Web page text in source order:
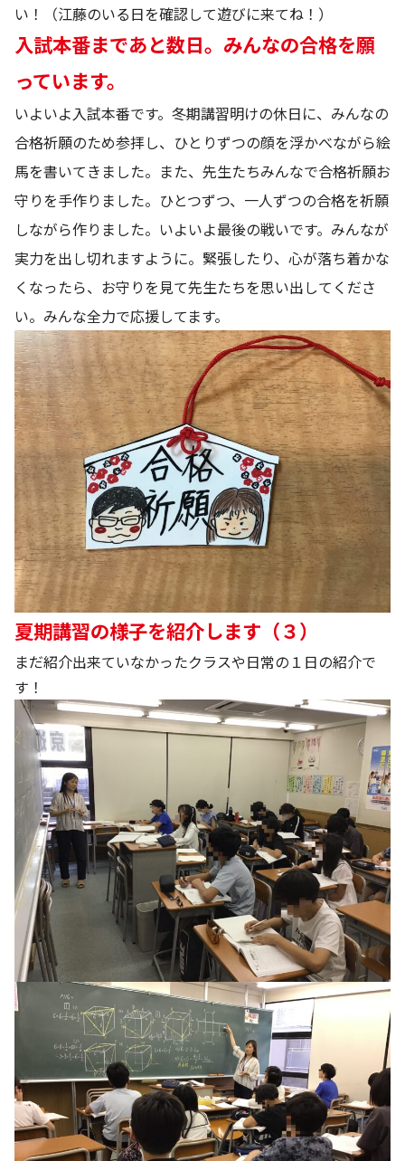
い！（江藤のいる日を確認して遊びに来てね！）
入試本番まであと数日。みんなの合格を願
っています。
いよいよ入試本番です。冬期講習明けの休日に、みんなの
合格祈願のため参拝し、ひとりずつの顔を浮かべながら絵
馬を書いてきました。また、先生たちみんなで合格祈願お
守りを手作りました。ひとつずつ、一人ずつの合格を祈願
しながら作りました。いよいよ最後の戦いです。みんなが
実力を出し切れますように。緊張したり、心が落ち着かな
くなったら、お守りを見て先生たちを思い出してくださ
い。みんな全力で応援してます。
夏期講習の様子を紹介します（３）
まだ紹介出来ていなかったクラスや日常の１日の紹介で
す！